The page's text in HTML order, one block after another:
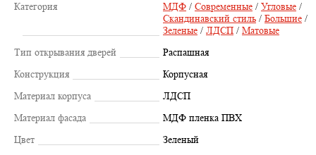
Категория МДФ / Современные / Угловые /
Скандинавский стиль / Большие /
Зеленые / ЛДСП / Матовые
Тип открывания дверей
Распашная
Конструкция
Корпусная
Материал корпуса
ЛДСП
Материал фасада
МДФ пленка ПВХ
Цвет
Зеленый